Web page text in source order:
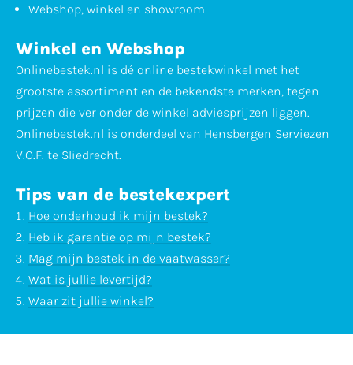
Webshop, winkel en showroom
Winkel en Webshop
Onlinebestek.nl is dé online bestekwinkel met het
grootste assortiment en de bekendste merken, tegen
prijzen die ver onder de winkel adviesprijzen liggen.
Onlinebestek.nl is onderdeel van Hensbergen Serviezen
V.O.F. te Sliedrecht.
Tips van de bestekexpert
Hoe onderhoud ik mijn bestek?
Heb ik garantie op mijn bestek?
Mag mijn bestek in de vaatwasser?
Wat is jullie levertijd?
Waar zit jullie winkel?